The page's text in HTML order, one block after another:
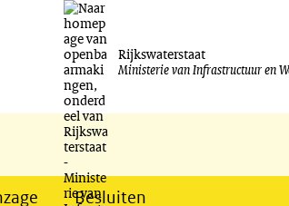
Ga
naar
inhoud
Rijkswaterstaat
Ministerie van Infrastructuur en
Besluiten